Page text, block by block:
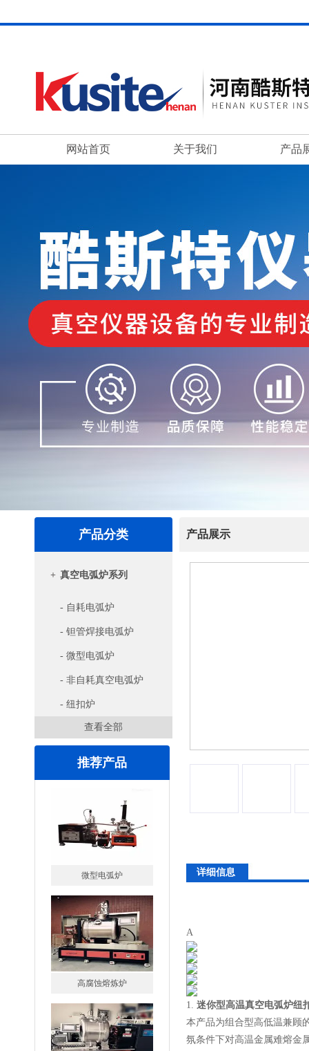
网站首页 关于我们 产品
产品分类
+ 真空电弧炉系列
- 自耗电弧炉
- 钽管焊接电弧炉
- 微型电弧炉
- 非自耗真空电弧炉
- 纽扣炉
查看全部
推荐产品
微型电弧炉
高腐蚀熔炼炉
一托二真空熔炼炉
产品展示
详细信息
A
1. 迷你型高温真空电弧炉纽
本产品为组合型高低温兼顾
氛条件下对高温金属难熔金